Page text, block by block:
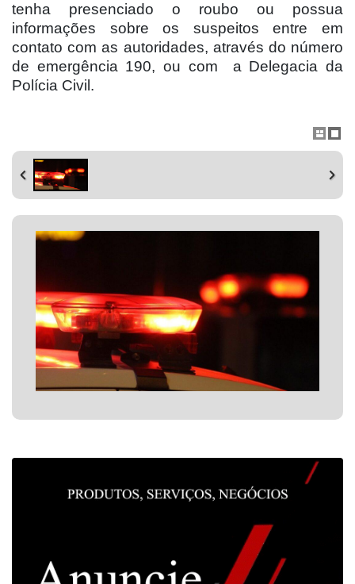
tenha presenciado o roubo ou possua
informações sobre os suspeitos entre em
contato com as autoridades, através do número
de emergência 190, ou com
a Delegacia da
Polícia Civil.